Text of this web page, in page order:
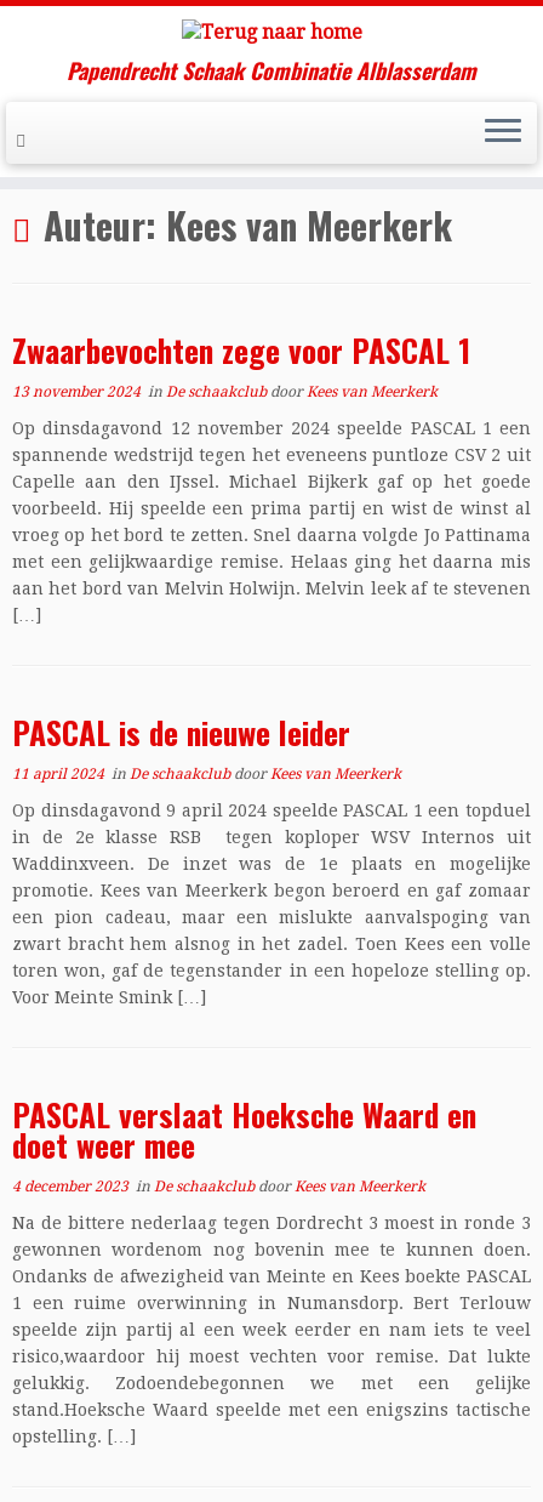
Ga
naar
Papendrecht Schaak Combinatie Alblasserdam
Home » Kees van Meerkerk
Auteur: Kees van Meerkerk
Zwaarbevochten zege voor PASCAL 1
13 november 2024in De schaakclub doorKees van Meerkerk
Op dinsdagavond 12 november 2024 speelde PASCAL 1 een
spannende wedstrijd tegen het eveneens puntloze CSV 2 uit
Capelle aan den IJssel. Michael Bijkerk gaf op het goede
voorbeeld. Hij speelde een prima partij en wist de winst al
vroeg op het bord te zetten. Snel daarna volgde Jo Pattinama
met een gelijkwaardige remise. Helaas ging het daarna mis
aan het bord van Melvin Holwijn. Melvin leek af te stevenen
[…]
PASCAL is de nieuwe leider
11 april 2024in De schaakclub doorKees van Meerkerk
Op dinsdagavond 9 april 2024 speelde PASCAL 1 een topduel
in de 2e klasse RSB tegen koploper WSV Internos uit
Waddinxveen. De inzet was de 1e plaats en mogelijke
promotie. Kees van Meerkerk begon beroerd en gaf zomaar
een pion cadeau, maar een mislukte aanvalspoging van
zwart bracht hem alsnog in het zadel. Toen Kees een volle
toren won, gaf de tegenstander in een hopeloze stelling op.
Voor Meinte Smink […]
PASCAL verslaat Hoeksche Waard en
doet weer mee
4 december 2023in De schaakclub doorKees van Meerkerk
Na de bittere nederlaag tegen Dordrecht 3 moest in ronde 3
gewonnen wordenom nog bovenin mee te kunnen doen.
Ondanks de afwezigheid van Meinte en Kees boekte PASCAL
1 een ruime overwinning in Numansdorp. Bert Terlouw
speelde zijn partij al een week eerder en nam iets te veel
risico,waardoor hij moest vechten voor remise. Dat lukte
gelukkig. Zodoendebegonnen we met een gelijke
stand.Hoeksche Waard speelde met een enigszins tactische
opstelling. […]